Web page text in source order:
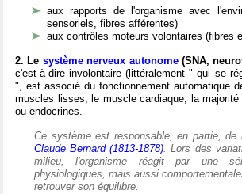
aux rapports de l'organisme avec
sensoriels, fibres afférentes)
aux contrôles moteurs volontaires (fibres
2. Le système nerveux autonome(SNA,
c'est-à-dire involontaire (littéralement " qui se
", est associé du fonctionnement automatique
muscles lisses, le muscle cardiaque, la
ou endocrines.
Ce système est responsable, en partie, de
Claude Bernard (1813-1878). Lors des
milieu, l'organisme réagit par une
physiologiques, mais aussi
retrouver son équilibre.